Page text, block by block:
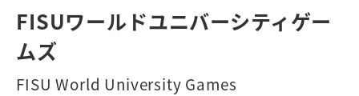
FISUワールドユニバーシティゲー
ムズ
FISU World University Games